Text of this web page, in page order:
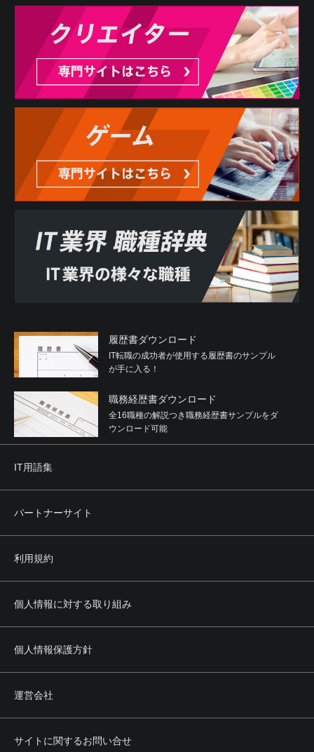
履歴書ダウンロード
IT転職の成功者が使用する履歴書のサンプル
が手に入る！
職務経歴書ダウンロード
全16職種の解説つき職務経歴書サンプルをダ
ウンロード可能
IT用語集
パートナーサイト
利用規約
個人情報に対する取り組み
個人情報保護方針
運営会社
サイトに関するお問い合せ